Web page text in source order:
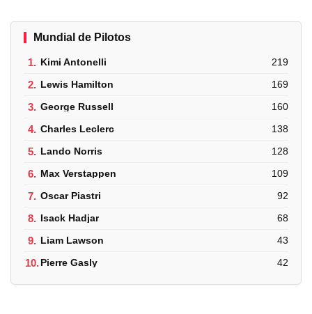
Mundial de Pilotos
1. Kimi Antonelli 219
2. Lewis Hamilton 169
3. George Russell 160
4. Charles Leclerc 138
5. Lando Norris 128
6. Max Verstappen 109
7. Oscar Piastri 92
8. Isack Hadjar 68
9. Liam Lawson 43
10.Pierre Gasly 42